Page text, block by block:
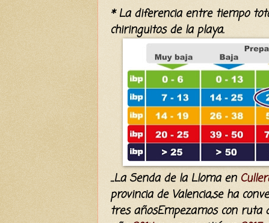
* La diferencia entre tiempo
chiringuitos de la playa.
...La Senda de la Lloma en
provincia de Valencia,se ha
tres añosEmpezamos con ruta